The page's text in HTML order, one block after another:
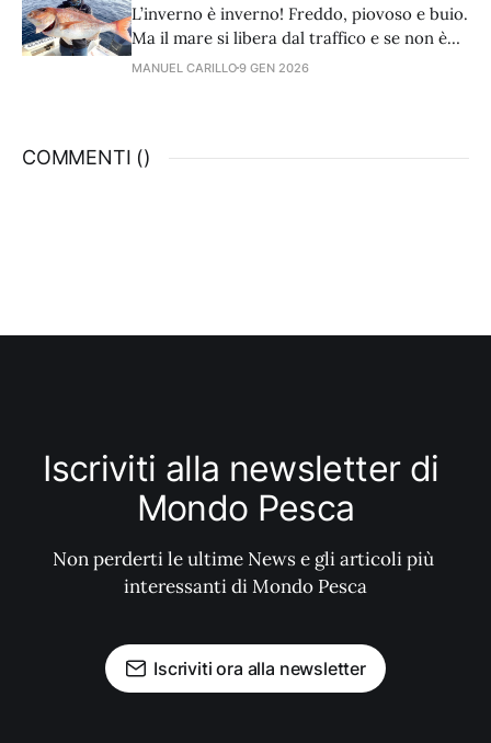
L’inverno è inverno! Freddo, piovoso e buio.
Ma il mare si libera dal traffico e se non è
troppo mosso, si possono praticare con
MANUEL CARILLO9 GEN 2026
COMMENTI ()
Iscriviti alla newsletter di
Mondo Pesca
Non perderti le ultime News e gli articoli più
interessanti di Mondo Pesca
Iscriviti ora alla newsletter